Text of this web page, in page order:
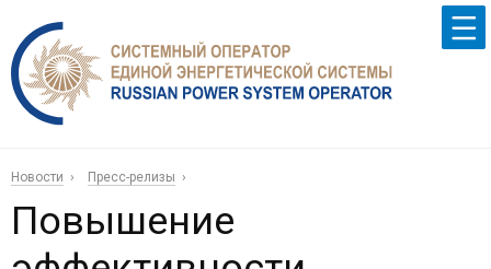
Новости Пресс-релизы
Повышение